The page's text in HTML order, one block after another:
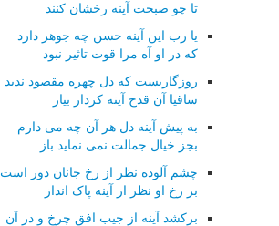
تا چو صبحت آینه رخشان کنند
یا رب این آینه حسن چه جوهر دارد
که در او آه مرا قوت تاثیر نبود
روزگاریست که دل چهره مقصود ندید
ساقیا آن قدح آینه کردار بیار
به پیش آینه دل هر آن چه می دارم
بجز خیال جمالت نمی نماید باز
چشم آلوده نظر از رخ جانان دور است
بر رخ او نظر از آینه پاک انداز
برکشد آینه از جیب افق چرخ و در آن